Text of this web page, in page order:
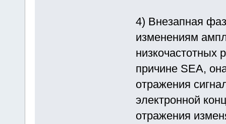
4) Внезапная
изменениям
низкочастотных
причине SEA,
отражения
электронной
отражения